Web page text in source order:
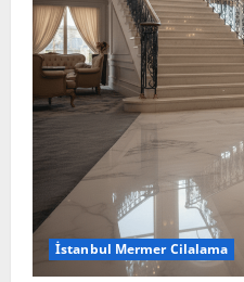
İstanbul Mermer Cilalama